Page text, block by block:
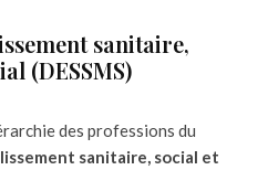
sanitaire,
(DESSMS)
des professions du
sanitaire, social et